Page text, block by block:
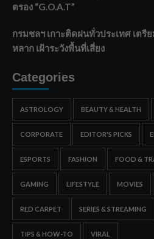
ตรอง “G.O.A.T”
กรมชลฯ เกาะติดฝนทั่วประเทศ เตรี
หลาก เฝ้าระวังพื้นที่เสี่ยง
Categories
ASTROLOGY BEAUTY & HEALTH
CORPORATE EDITOR'S PICKS
ESPORTS FASHION FOOD &
GAMING LIFESTYLE MOVIES
RED CARPET SERIES & STREAMING
TIPS & HOW-TO VIRAL